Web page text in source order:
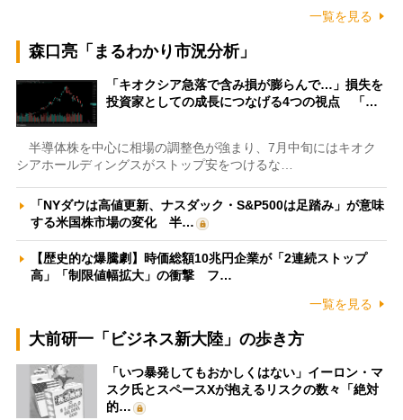
一覧を見る
森口亮「まるわかり市況分析」
「キオクシア急落で含み損が膨らんで…」損失を
投資家としての成長につなげる4つの視点 「…
半導体株を中心に相場の調整色が強まり、7月中旬にはキオク
シアホールディングスがストップ安をつけるな…
「NYダウは高値更新、ナスダック・S&P500は足踏み」が意味
する米国株市場の変化 半…
【歴史的な爆騰劇】時価総額10兆円企業が「2連続ストップ
高」「制限値幅拡大」の衝撃 フ…
一覧を見る
大前研一「ビジネス新大陸」の歩き方
「いつ暴発してもおかしくはない」イーロン・マ
スク氏とスペースXが抱えるリスクの数々「絶対
的…